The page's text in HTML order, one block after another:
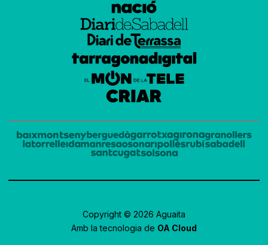
Copyright © 2026 Aguaita
Amb la tecnologia de OA Cloud